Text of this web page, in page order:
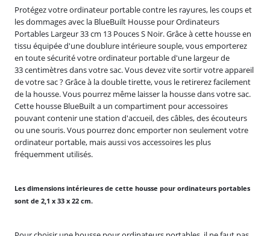
Protégez votre ordinateur portable contre les rayures, les coups et
les dommages avec la BlueBuilt Housse pour Ordinateurs
Portables Largeur 33 cm 13 Pouces S Noir. Grâce à cette housse en
tissu équipée d'une doublure intérieure souple, vous emporterez
en toute sécurité votre ordinateur portable d'une largeur de
33 centimètres dans votre sac. Vous devez vite sortir votre appareil
de votre sac ? Grâce à la double tirette, vous le retirerez facilement
de la housse. Vous pourrez même laisser la housse dans votre sac.
Cette housse BlueBuilt a un compartiment pour accessoires
pouvant contenir une station d'accueil, des câbles, des écouteurs
ou une souris. Vous pourrez donc emporter non seulement votre
ordinateur portable, mais aussi vos accessoires les plus
fréquemment utilisés.
Les dimensions intérieures de cette housse pour ordinateurs portables
sont de 2,1 x 33 x 22 cm.